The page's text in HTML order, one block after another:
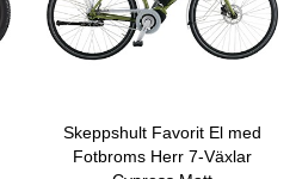
Skeppshult Favorit El med
Fotbroms Herr 7-Växlar